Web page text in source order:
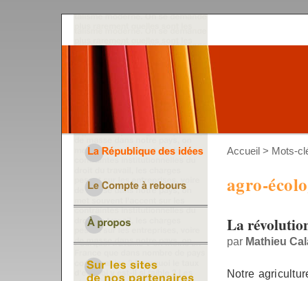
Accueil > Mots-
agro-
La
par Mathieu
Notre